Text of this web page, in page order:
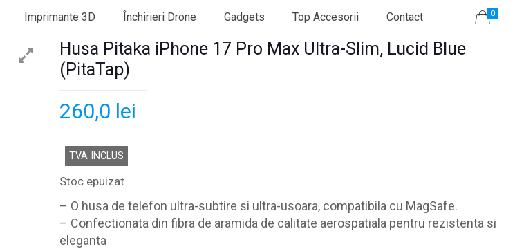
Imprimante 3D Închirieri Drone Gadgets Top Accesorii Contact 0
Husa Pitaka iPhone 17 Pro Max Ultra-Slim, Lucid Blue
(PitaTap)
260,0 lei
TVA INCLUS
Stoc epuizat
– O husa de telefon ultra-subtire si ultra-usoara, compatibila cu MagSafe.
– Confectionata din fibra de aramida de calitate aerospatiala pentru rezistenta si
eleganta